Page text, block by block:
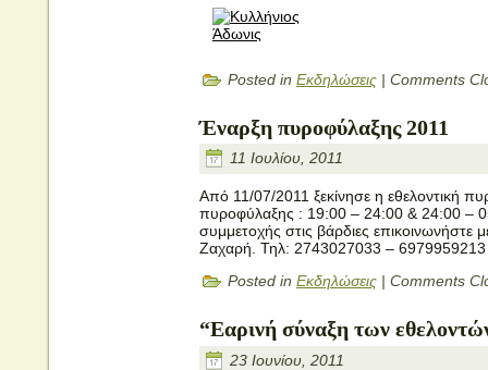
Posted in Εκδηλώσεις | Comments
Έναρξη πυροφύλαξης 2011
11 Ιουλίου, 2011
Από 11/07/2011 ξεκίνησε η εθελοντική
πυροφύλαξης : 19:00 – 24:00 & 24:00 –
συμμετοχής στις βάρδιες επικοινωνήστε
Ζαχαρή. Τηλ: 2743027033 – 6979959213
Posted in Εκδηλώσεις | Comments
“Εαρινή σύναξη των
23 Ιουνίου, 2011